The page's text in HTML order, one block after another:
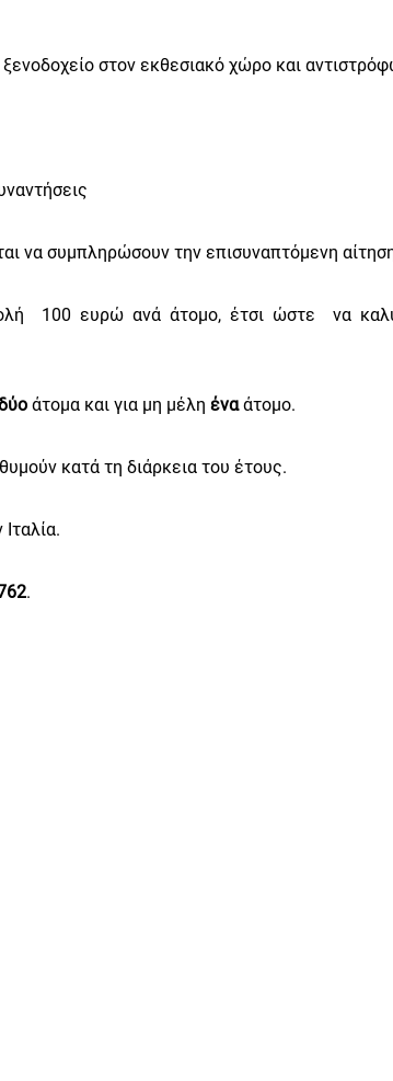
στον εκθεσιακό χώρο και
να συμπληρώσουν την επισυναπτόμενη
100 ευρώ ανά άτομο, έτσι ώστε να
άτομα και για μη μέλη ένα άτομο.
κατά τη διάρκεια του έτους.
.